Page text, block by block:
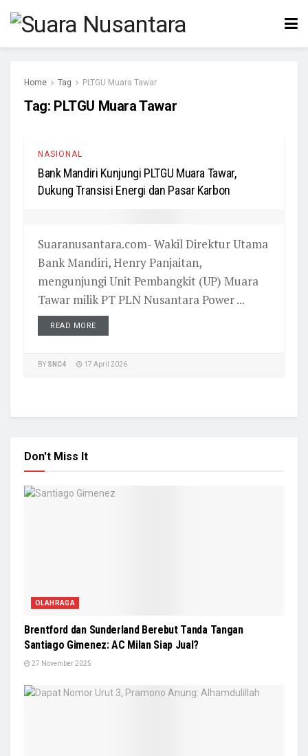
Home Tag PLTGU Muara Tawar
Tag: PLTGU Muara Tawar
NASIONAL
Bank Mandiri Kunjungi PLTGU Muara Tawar,
Dukung Transisi Energi dan Pasar Karbon
Suaranusantara.com- Wakil Direktur Utama
Bank Mandiri, Henry Panjaitan,
mengunjungi Unit Pembangkit (UP) Muara
Tawar milik PT PLN Nusantara Power ...
READ MORE
BY SNC4 17 April 2026
Don't Miss It
OLAHRAGA
Brentford dan Sunderland Berebut Tanda Tangan
Santiago Gimenez: AC Milan Siap Jual?
27 November 2025